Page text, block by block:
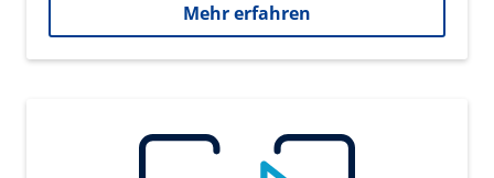
Mehr erfahren